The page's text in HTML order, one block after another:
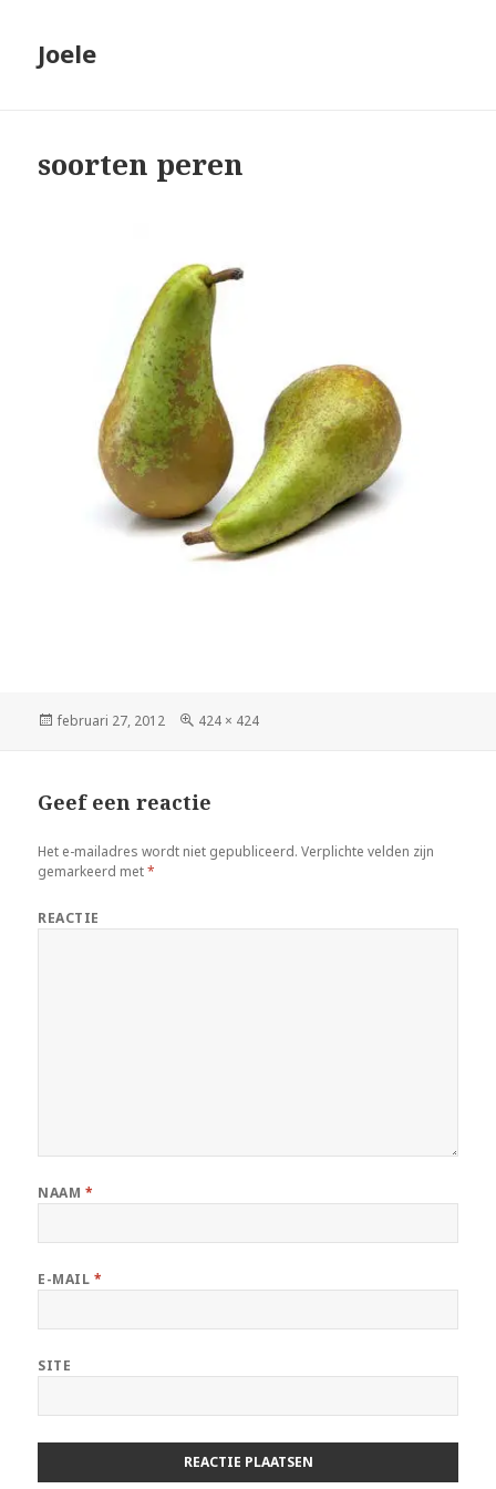
Joele
soorten peren
Geplaatst
februari 27, 2012
Volledige
424 × 424
Geef een reactie
Het e-mailadres wordt niet gepubliceerd. Verplichte velden zijn
gemarkeerd met*
REACTIE
NAAM *
E-MAIL *
SITE